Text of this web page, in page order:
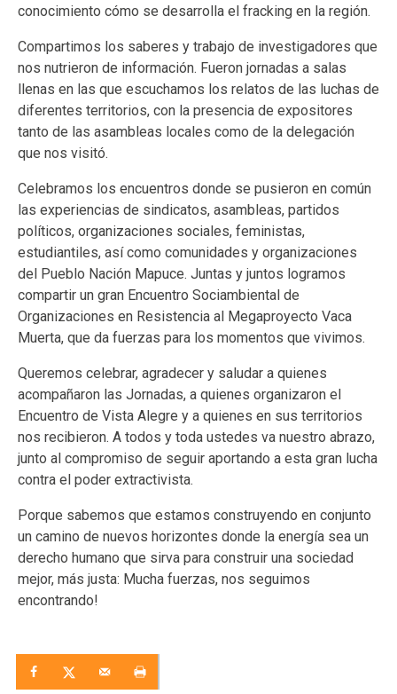
conocimiento cómo se desarrolla el fracking en la región.
Compartimos los saberes y trabajo de investigadores que
nos nutrieron de información. Fueron jornadas a salas
llenas en las que escuchamos los relatos de las luchas de
diferentes territorios, con la presencia de expositores
tanto de las asambleas locales como de la delegación
que nos visitó.
Celebramos los encuentros donde se pusieron en común
las experiencias de sindicatos, asambleas, partidos
políticos, organizaciones sociales, feministas,
estudiantiles, así como comunidades y organizaciones
del Pueblo Nación Mapuce. Juntas y juntos logramos
compartir un gran Encuentro Sociambiental de
Organizaciones en Resistencia al Megaproyecto Vaca
Muerta, que da fuerzas para los momentos que vivimos.
Queremos celebrar, agradecer y saludar a quienes
acompañaron las Jornadas, a quienes organizaron el
Encuentro de Vista Alegre y a quienes en sus territorios
nos recibieron. A todos y toda ustedes va nuestro abrazo,
junto al compromiso de seguir aportando a esta gran lucha
contra el poder extractivista.
Porque sabemos que estamos construyendo en conjunto
un camino de nuevos horizontes donde la energía sea un
derecho humano que sirva para construir una sociedad
mejor, más justa: Mucha fuerzas, nos seguimos
encontrando!